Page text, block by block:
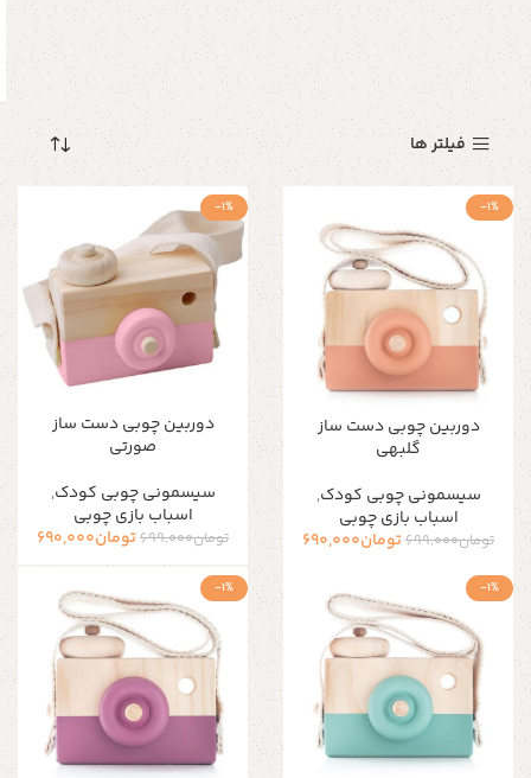
فیلتر ها
-1%
دوربین چوبی دست ساز
گلبهی
سیسمونی چوبی کودک,
اسباب بازی چوبی
تومان699,000تومان690,000
-1%
دوربین چوبی دست ساز
صورتی
سیسمونی چوبی کودک,
اسباب بازی چوبی
تومان699,000تومان690,000
-1%
-1%